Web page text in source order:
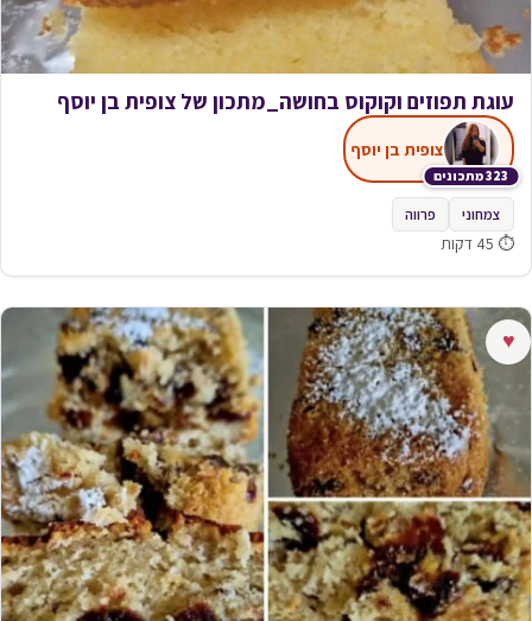
עוגת תפוזים וקוקוס בחושה_מתכון של צופית בן יוסף
323 מתכונים
צופית בן יוסף
צמחוני פרווה
⏱ 45 דקות
♥